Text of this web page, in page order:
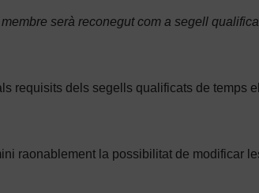
serà reconegut com a segell
requisits dels segells qualificats de temps
raonablement la possibilitat de modificar